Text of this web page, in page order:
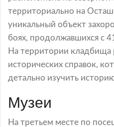
территориально на
уникальный объект
боях, продолжавшихся с
На территории кладбища
исторических справок,
детально изучить
Музеи
На третьем месте по